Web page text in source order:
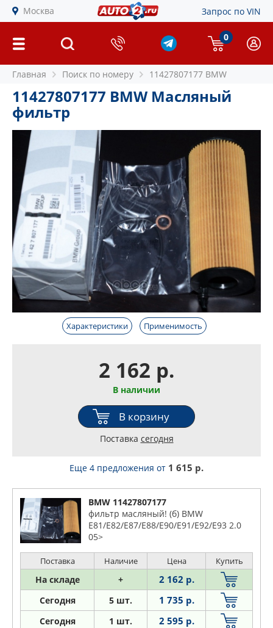
Москва Запрос по VIN
0
Главная Поиск по номеру 11427807177 BMW
11427807177 BMW Масляный
фильтр
Характеристики Применимость
2 162 р.
В наличии
В корзину
Поставка сегодня
Еще 4 предложения от 1 615 р.
BMW 11427807177
фильтр масляный! (б) BMW
E81/E82/E87/E88/E90/E91/E92/E93 2.0
05>
Поставка Наличие Цена Купить
На складе + 2 162 р.
Сегодня 5 шт. 1 735 р.
Сегодня 1 шт. 2 595 р.